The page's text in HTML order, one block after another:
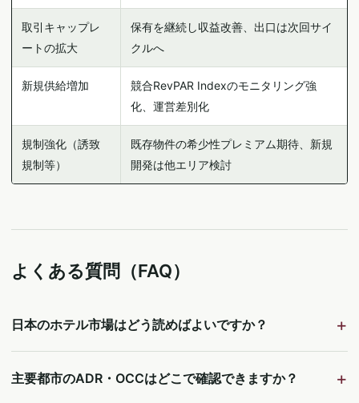
取引キャップレ
ートの拡大
保有を継続し収益改善、出口は次回サイ
クルへ
新規供給増加
競合RevPAR Indexのモニタリング強
化、運営差別化
規制強化（誘致
規制等）
既存物件の希少性プレミアム期待、新規
開発は他エリア検討
よくある質問（FAQ）
日本のホテル市場はどう読めばよいですか？
主要都市のADR・OCCはどこで確認できますか？